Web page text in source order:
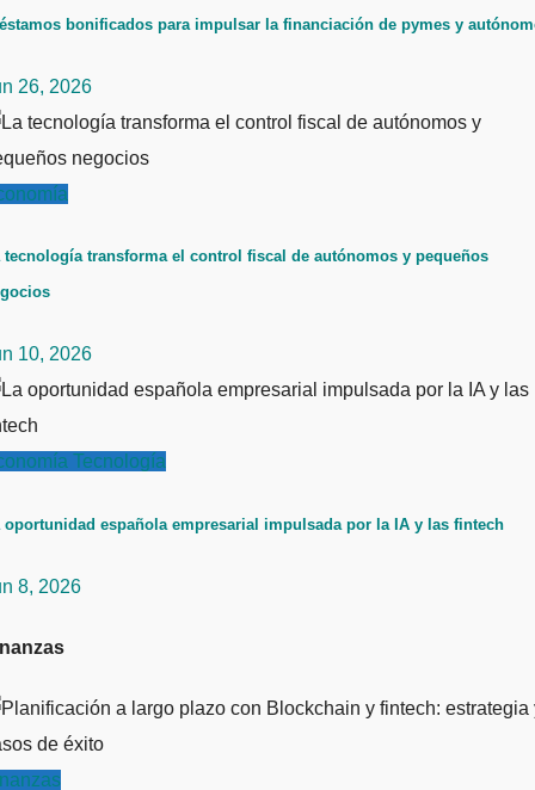
bonificados para impulsar la financiación de pymes y
26, 2026
tecnología transforma el control fiscal de autónomos y pequeños
10, 2026
Tecnología
oportunidad española empresarial impulsada por la IA y las fintech
8, 2026